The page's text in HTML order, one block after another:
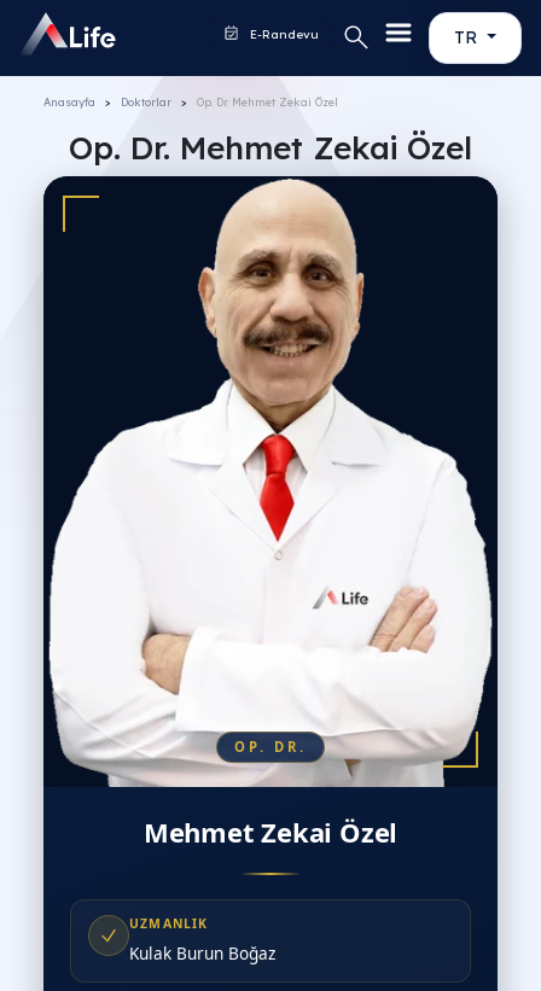
TR
E-Randevu
Anasayfa Doktorlar Op. Dr. Mehmet Zekai Özel
Op. Dr. Mehmet Zekai Özel
OP. DR.
Mehmet Zekai Özel
UZMANLIK
Kulak Burun Boğaz